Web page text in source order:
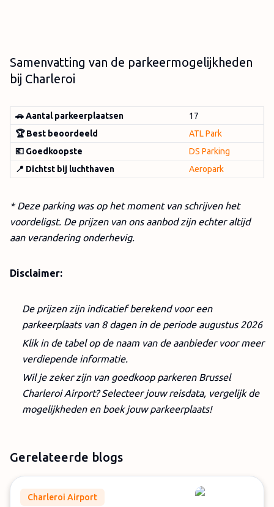
Samenvatting van de parkeermogelijkheden
bij Charleroi
🚗 Aantal parkeerplaatsen
17
🏆 Best beoordeeld
ATL Park
💶 Goedkoopste
DS Parking
📍 Dichtst bij luchthaven
Aeropark
* Deze parking was op het moment van schrijven het
voordeligst. De prijzen van ons aanbod zijn echter altijd
aan verandering onderhevig.
Disclaimer:
De prijzen zijn indicatief berekend voor een
parkeerplaats van 8 dagen in de periode augustus 2026
Klik in de tabel op de naam van de aanbieder voor meer
verdiepende informatie.
Wil je zeker zijn van goedkoop parkeren Brussel
Charleroi Airport? Selecteer jouw reisdata, vergelijk de
mogelijkheden en boek jouw parkeerplaats!
Gerelateerde blogs
Charleroi Airport